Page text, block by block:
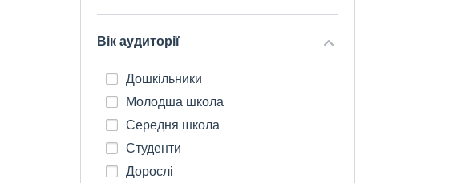
Вік аудиторії
Дошкільники
Молодша школа
Середня школа
Студенти
Дорослі